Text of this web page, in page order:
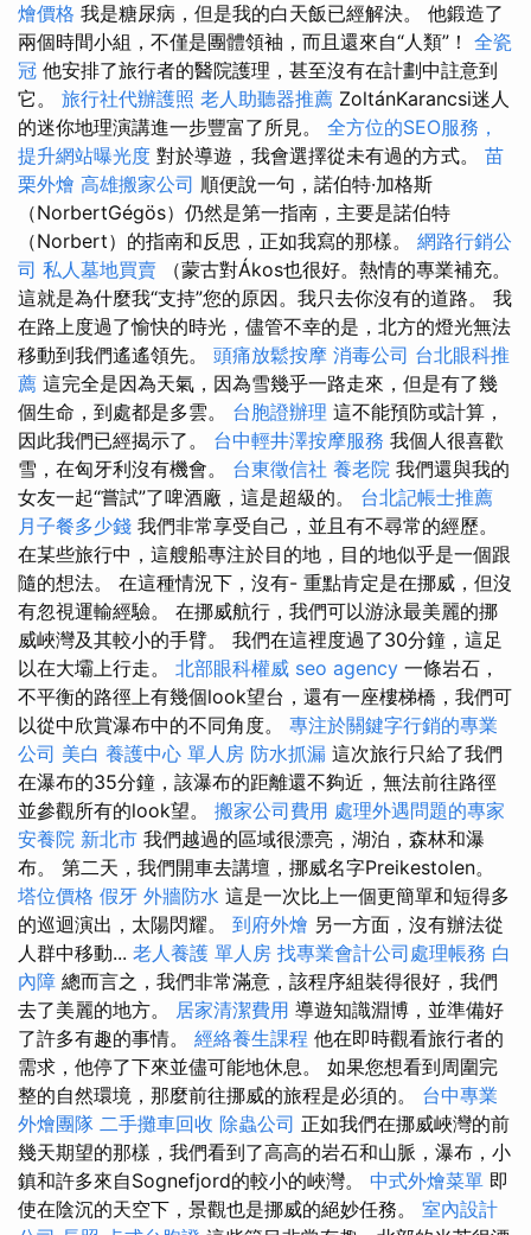
燴價格 我是糖尿病，但是我的白天飯已經解決。 他鍛造了
兩個時間小組，不僅是團體領袖，而且還來自“人類”！ 全瓷
冠 他安排了旅行者的醫院護理，甚至沒有在計劃中註意到
它。 旅行社代辦護照 老人助聽器推薦 ZoltánKarancsi迷人
的迷你地理演講進一步豐富了所見。 全方位的SEO服務，
提升網站曝光度 對於導遊，我會選擇從未有過的方式。 苗
栗外燴 高雄搬家公司 順便說一句，諾伯特·加格斯
（NorbertGégös）仍然是第一指南，主要是諾伯特
（Norbert）的指南和反思，正如我寫的那樣。 網路行銷公
司 私人墓地買賣 （蒙古對Ákos也很好。熱情的專業補充。
這就是為什麼我“支持”您的原因。我只去你沒有的道路。 我
在路上度過了愉快的時光，儘管不幸的是，北方的燈光無法
移動到我們遙遙領先。 頭痛放鬆按摩 消毒公司 台北眼科推
薦 這完全是因為天氣，因為雪幾乎一路走來，但是有了幾
個生命，到處都是多雲。 台胞證辦理 這不能預防或計算，
因此我們已經揭示了。 台中輕井澤按摩服務 我個人很喜歡
雪，在匈牙利沒有機會。 台東徵信社 養老院 我們還與我的
女友一起“嘗試”了啤酒廠，這是超級的。 台北記帳士推薦
月子餐多少錢 我們非常享受自己，並且有不尋常的經歷。
在某些旅行中，這艘船專注於目的地，目的地似乎是一個跟
隨的想法。 在這種情況下，沒有- 重點肯定是在挪威，但沒
有忽視運輸經驗。 在挪威航行，我們可以游泳最美麗的挪
威峽灣及其較小的手臂。 我們在這裡度過了30分鐘，這足
以在大壩上行走。 北部眼科權威 seo agency 一條岩石，
不平衡的路徑上有幾個look望台，還有一座樓梯橋，我們可
以從中欣賞瀑布中的不同角度。 專注於關鍵字行銷的專業
公司 美白 養護中心 單人房 防水抓漏 這次旅行只給了我們
在瀑布的35分鐘，該瀑布的距離還不夠近，無法前往路徑
並參觀所有的look望。 搬家公司費用 處理外遇問題的專家
安養院 新北市 我們越過的區域很漂亮，湖泊，森林和瀑
布。 第二天，我們開車去講壇，挪威名字Preikestolen。
塔位價格 假牙 外牆防水 這是一次比上一個更簡單和短得多
的巡迴演出，太陽閃耀。 到府外燴 另一方面，沒有辦法從
人群中移動... 老人養護 單人房 找專業會計公司處理帳務 白
內障 總而言之，我們非常滿意，該程序組裝得很好，我們
去了美麗的地方。 居家清潔費用 導遊知識淵博，並準備好
了許多有趣的事情。 經絡養生課程 他在即時觀看旅行者的
需求，他停了下來並儘可能地休息。 如果您想看到周圍完
整的自然環境，那麼前往挪威的旅程是必須的。 台中專業
外燴團隊 二手攤車回收 除蟲公司 正如我們在挪威峽灣的前
幾天期望的那樣，我們看到了高高的岩石和山脈，瀑布，小
鎮和許多來自Sognefjord的較小的峽灣。 中式外燴菜單 即
使在陰沉的天空下，景觀也是挪威的絕妙任務。 室內設計